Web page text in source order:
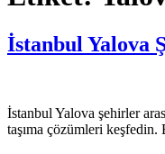
İstanbul Yalova
İstanbul Yalova şehirler
taşıma çözümleri keşfedin.